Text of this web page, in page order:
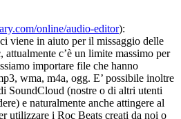
online/audio-editor):
viene in aiuto per il missaggio delle
attualmente c’è un limite massimo per
importare file che hanno
wma, m4a, ogg. E’ possibile inoltre
SoundCloud (nostre o di altri utenti
e naturalmente anche attingere al
utilizzare i Roc Beats creati da noi o